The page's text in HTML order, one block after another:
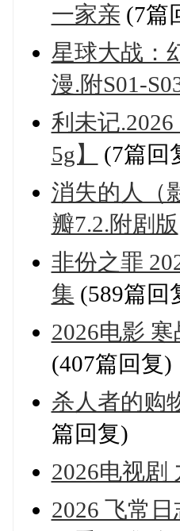
一家亲 (7篇
星球大战：
漫.附S01-
利未记
5g】
(7篇回
消失的人（
瓣7.2.附剧版
非份之罪
集 (589篇回
2026电影
(407篇回复)
杀人者的购
篇回复)
2026电视剧
2026 飞常